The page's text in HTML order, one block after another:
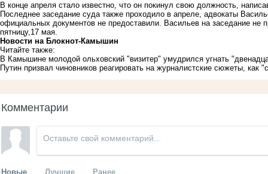
В конце апреля стало известно, что он покинул свою должность,
Последнее заседание суда также проходило в апреле, адвокаты
официальных документов не предоставили. Васильев на заседание не
пятницу,17 мая.
Новости на Блoкнoт-Камышин
Читайте также:
В Камышине молодой ольховский "визитер" умудрился угнать
Путин призвал чиновников реагировать на журналистские сюжеты, как
Комментарии
Новые Лучшие Ранее